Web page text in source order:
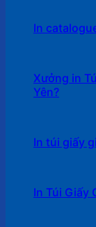
In
Xưởng in
Yên?
In túi giấy
In Túi Giấy